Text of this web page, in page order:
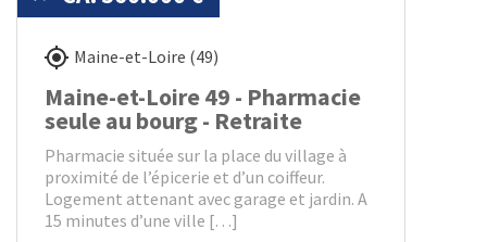
Maine-et-Loire (49)
Maine-et-Loire 49 - Pharmacie
seule au bourg - Retraite
Pharmacie située sur la place du village à
proximité de l’épicerie et d’un coiffeur.
Logement attenant avec garage et jardin. A
15 minutes d’une ville […]